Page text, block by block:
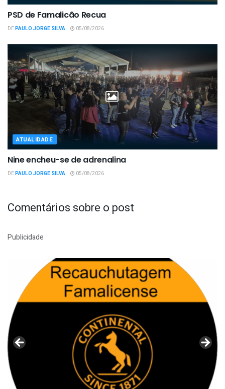
PSD de Famalicão Recua
DEPAULO JORGE SILVA 05/08/2026
ATUALIDADE
Nine encheu-se de adrenalina
DEPAULO JORGE SILVA 05/08/2026
Comentários sobre o post
Publicidade